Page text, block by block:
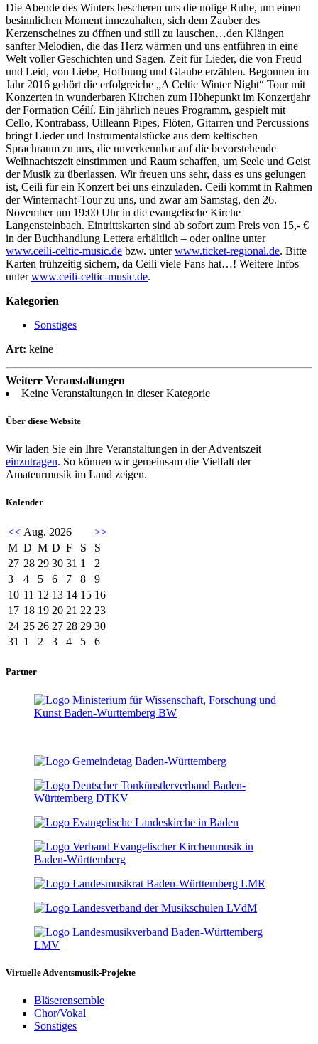
Die Abende des Winters bescheren uns die nötige Ruhe, um einen
besinnlichen Moment innezuhalten, sich dem Zauber des
Kerzenscheines zu öffnen und still zu lauschen…den Klängen
sanfter Melodien, die das Herz wärmen und uns entführen in eine
Welt voller Geschichten und Sagen. Zeit für Lieder, die von Freud
und Leid, von Liebe, Hoffnung und Glaube erzählen. Begonnen im
Jahr 2016 gehört die erfolgreiche „A Celtic Winter Night“ Tour mit
Konzerten in wunderbaren Kirchen zum Höhepunkt im Konzertjahr
der Formation Céilí. Ein jährlich neues Programm, gespielt mit
Cello, Kontrabass, Uilleann Pipes, Flöten, Gitarren und Percussions
bringt Lieder und Instrumentalstücke aus dem keltischen
Sprachraum zu uns, die unverkennbar auf die bevorstehende
Weihnachtszeit einstimmen und Raum schaffen, um Seele und Geist
der Musik zu überlassen. Wir freuen uns sehr, dass es uns gelungen
ist, Ceili für ein Konzert bei uns einzuladen. Ceili kommt in Rahmen
der Winternacht-Tour zu uns, und zwar am Samstag, den 26.
November um 19:00 Uhr in die evangelische Kirche
Langensteinbach. Eintrittskarten sind ab sofort zum Preis von 15,- €
in der Buchhandlung Lettera erhältlich – oder online unter
www.ceili-celtic-music.de bzw. unterwww.ticket-regional.de. Bitte
Karten frühzeitig sichern, da Ceili viele Fans hat…! Weitere Infos
unterwww.ceili-celtic-music.de.
Kategorien
Sonstiges
Art: keine
Weitere Veranstaltungen
Keine Veranstaltungen in dieser Kategorie
Über diese Website
Wir laden Sie ein Ihre Veranstaltungen in der Adventszeit
einzutragen. So können wir gemeinsam die Vielfalt der
Amateurmusik im Land zeigen.
Kalender
<< Aug. 2026
>>
M D M D F S
S
27 28 29 30 31 1
2
3
4 5 6 7 8
9
10 11 12 13 14 15 16
17 18 19 20 21 22 23
24 25 26 27 28 29 30
31 1 2 3 4 5 6
Partner
Virtuelle Adventsmusik-Projekte
Bläserensemble
Chor/Vokal
Sonstiges